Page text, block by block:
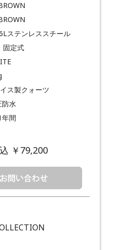
ステンレススチール
定式
ス製クォーツ
水
間
￥79,200